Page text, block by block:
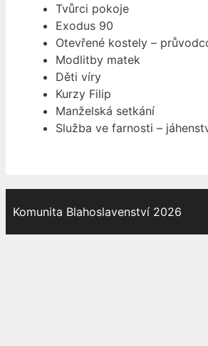
Tvůrci pokoje
Exodus 90
Otevřené kostely –
Modlitby matek
Děti víry
Kurzy Filip
Manželská setkání
Služba ve farnosti –
Komunita Blahoslavenství 2026